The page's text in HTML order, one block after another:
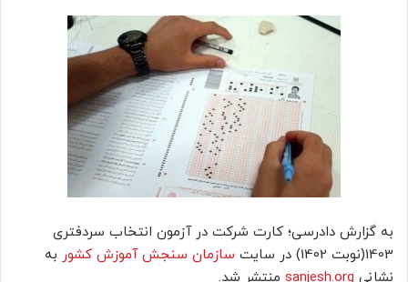
به گزارش دادرسی؛ کارت شرکت در آزمون انتخاب سردفتری
1403(نوبت 1402) در سایت
سازمان سنجشآموزش کشور به
نشانی sanjesh.org منتشر شد.